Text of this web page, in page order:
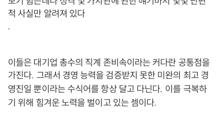
적 사실만 알려져 있다
.
이들은 대기업 총수의 직계 존비속이라는 커다란 공통점을
가진다. 그래서 경영 능력을 검증받지 못한 미완의 최고 경
영진일 뿐이라는 수식어를 항상 달고 다닌다. 이를 극복하
기 위해 힘겨운 노력을 벌이고 있는 셈이다.